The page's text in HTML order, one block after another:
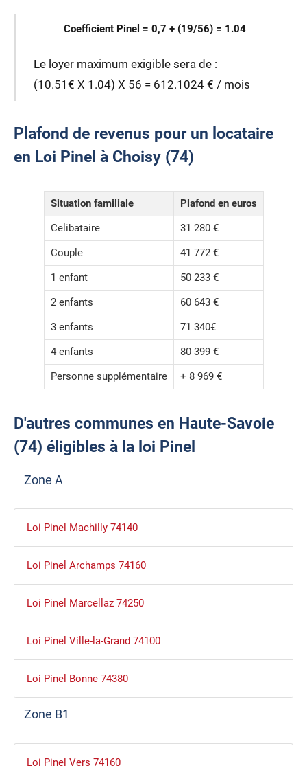
Coefficient Pinel = 0,7 + (19/56) = 1.04
Le loyer maximum exigible sera de :
(10.51€ X 1.04) X 56 = 612.1024 € / mois
Plafond de revenus pour un locataire
en Loi Pinel à Choisy (74)
Situation familiale
Plafond en euros
Celibataire
31 280 €
Couple
41 772 €
1 enfant
50 233 €
2 enfants
60 643 €
3 enfants
71 340€
4 enfants
80 399 €
Personne supplémentaire
+ 8 969 €
D'autres communes en Haute-Savoie
(74) éligibles à la loi Pinel
Zone A
Loi Pinel Machilly 74140
Loi Pinel Archamps 74160
Loi Pinel Marcellaz 74250
Loi Pinel Ville-la-Grand 74100
Loi Pinel Bonne 74380
Zone B1
Loi Pinel Vers 74160